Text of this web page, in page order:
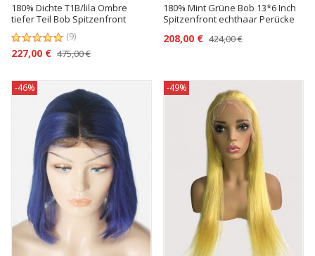
180% Dichte T1B/lila Ombre
tiefer Teil Bob Spitzenfront
Perücke 13*6 Inch
(9)
475,00 €
227,00 €
180% Mint Grüne Bob 13*6 Inch
Spitzenfront echthaar Perücke
424,00 €
208,00 €
-46% -49%